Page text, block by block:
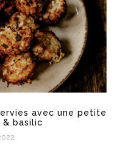
avec une petite
basilic